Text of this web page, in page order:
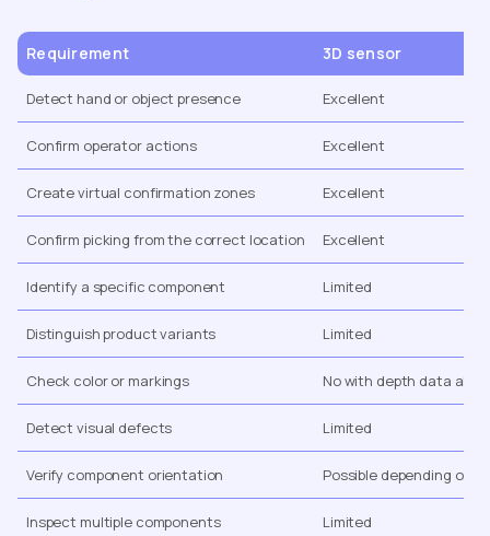
Requirement 3D sensor
Detect hand or object presence Excellent
Confirm operator actions Excellent
Create virtual confirmation zones Excellent
Confirm picking from the correct location Excellent
Identify a specific component Limited
Distinguish product variants Limited
Check color or markings No with depth data
Detect visual defects Limited
Verify component orientation Possible depending on
Inspect multiple components Limited